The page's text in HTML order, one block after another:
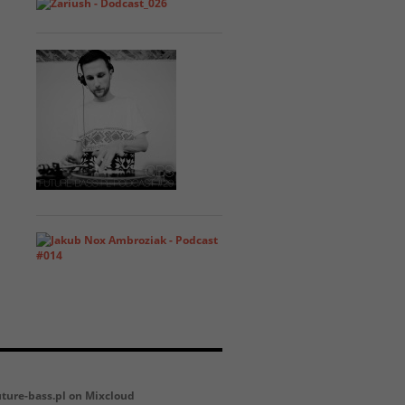
bass.pl on Mixcloud